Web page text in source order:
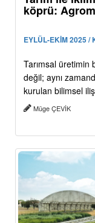
köprü:
EYLÜL-EKİM 2025 /
Tarımsal üretimin
değil; aynı
kurulan bilimsel
Müge ÇEVİK